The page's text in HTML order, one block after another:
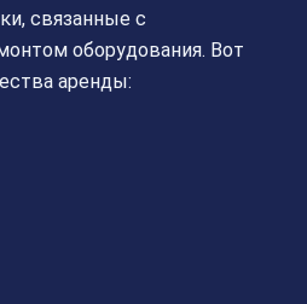
связанные с
оборудования. Вот
аренды: